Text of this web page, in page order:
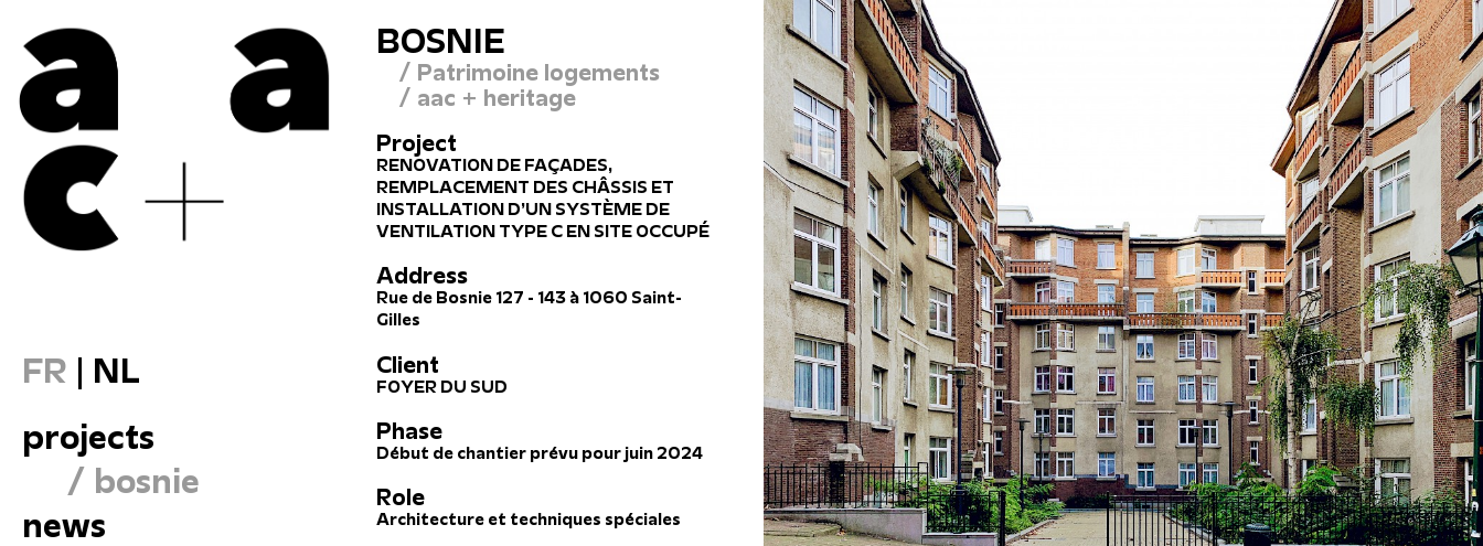
FR | NL
projects
/ bosnie
news
BOSNIE
/ Patrimoine logements
/ aac + heritage
Project
RENOVATION DE FAÇADES,
REMPLACEMENT DES CHÂSSIS ET
INSTALLATION D’UN SYSTÈME DE
VENTILATION TYPE C EN SITE OCCUPÉ
Address
Rue de Bosnie 127 - 143 à 1060 Saint-
Gilles
Client
FOYER DU SUD
Phase
Début de chantier prévu pour juin 2024
Role
Architecture et techniques spéciales